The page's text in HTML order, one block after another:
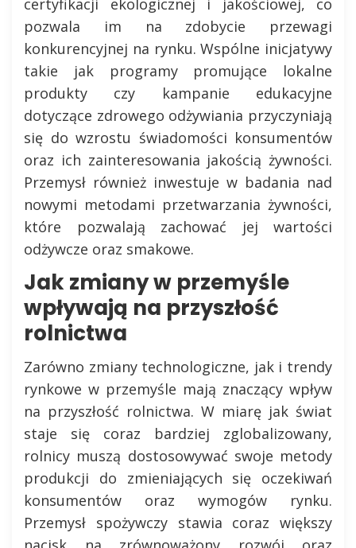
certyfikacji ekologicznej i jakościowej, co
pozwala im na zdobycie przewagi
konkurencyjnej na rynku. Wspólne inicjatywy
takie jak programy promujące lokalne
produkty czy kampanie edukacyjne
dotyczące zdrowego odżywiania przyczyniają
się do wzrostu świadomości konsumentów
oraz ich zainteresowania jakością żywności.
Przemysł również inwestuje w badania nad
nowymi metodami przetwarzania żywności,
które pozwalają zachować jej wartości
odżywcze oraz smakowe.
Jak zmiany w przemyśle
wpływają na przyszłość
rolnictwa
Zarówno zmiany technologiczne, jak i trendy
rynkowe w przemyśle mają znaczący wpływ
na przyszłość rolnictwa. W miarę jak świat
staje się coraz bardziej zglobalizowany,
rolnicy muszą dostosowywać swoje metody
produkcji do zmieniających się oczekiwań
konsumentów oraz wymogów rynku.
Przemysł spożywczy stawia coraz większy